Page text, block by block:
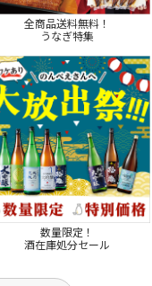
全商品送料無料！
うなぎ特集
数量限定！
酒在庫処分セール